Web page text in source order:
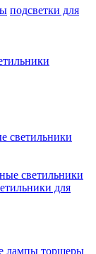
подсветки для
светильники
светильники
для
лампы торшеры